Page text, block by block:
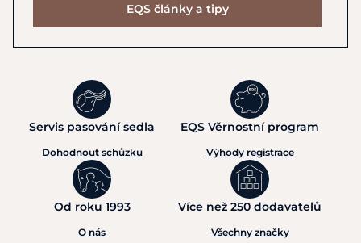
EQS články a tipy
Servis pasování sedla
Dohodnout schůzku
EQS Věrnostní program
Výhody registrace
Od roku 1993
O nás
Více než 250 dodavatelů
Všechny značky